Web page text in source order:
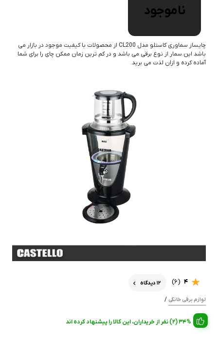
ناموجود
چایساز سماوری کاستلو مدل CL200 از محصولات با کیفیت موجود در بازار می
باشد این سمار از نوع برقی می باشد و در کم ترین زمان ممکن چای را برای شما
آماده کرده و ازان لذت می برید.
4
(6) 12 دیدگاه
لوازم برقی خانگی /
34% (2) نفر از خریداران، این کالا را پیشنهاد کرده اند